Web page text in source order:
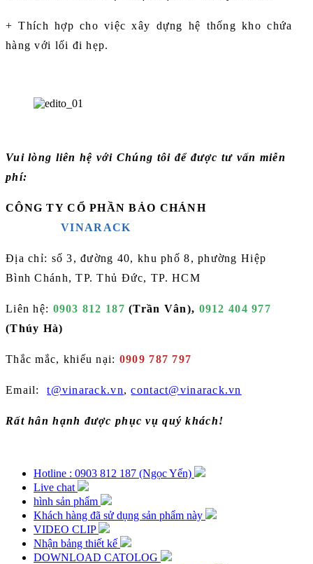
+ Thích hợp cho việc xây dựng hệ thống kho chứa
hàng với lối đi hẹp.
Vui lòng liên hệ với Chúng tôi để được tư vấn miễn
phí:
CÔNG TY CỔ PHẦN BẢO CHÁNH
VINARACK
Địa chỉ: số 3, đường 40, khu phố 8, phường Hiệp
Bình Chánh, TP. Thủ Đức, TP. HCM
Liên hệ: 0903 812 187 (Trần Vân), 0912 404 977
(Thúy Hà)
Thắc mắc, khiếu nại: 0909 787 797
Email:t@vinarack.vn,contact@vinarack.vn
Rất hân hạnh được phục vụ quý khách!
Hotline : 0903 812 187 (Ngọc Yến)
Live chat
hình sản phẩm
Khách hàng đã sử dụng sản phẩm này
VIDEO CLIP
Nhận bảng thiết kế
DOWNLOAD CATOLOG